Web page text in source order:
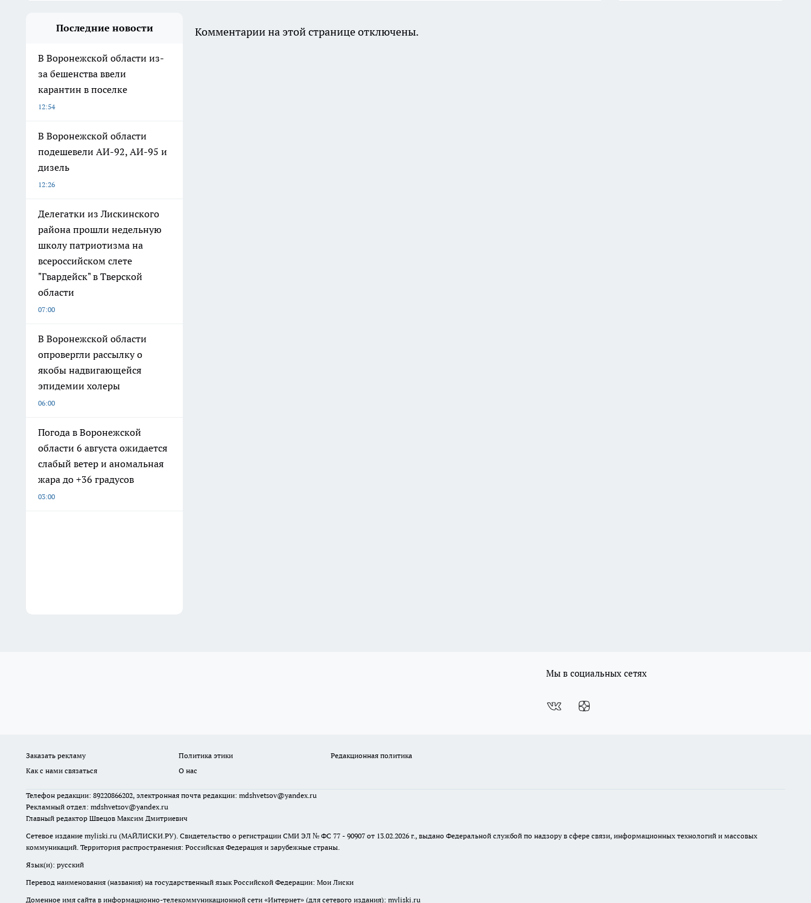
Последние новости
В Воронежской области из-
за бешенства ввели
карантин в поселке
12:54
В Воронежской области
подешевели АИ-92, АИ-95 и
дизель
12:26
Делегатки из Лискинского
района прошли недельную
школу патриотизма на
всероссийском слете
"Гвардейск" в Тверской
области
07:00
В Воронежской области
опровергли рассылку о
якобы надвигающейся
эпидемии холеры
06:00
Погода в Воронежской
области 6 августа ожидается
слабый ветер и аномальная
жара до +36 градусов
03:00
Комментарии на этой странице отключены.
Мы в социальных сетях
Заказать рекламу Политика этики
Редакционная политика
Как с нами связаться
О нас
Телефон редакции: 89220866202, электронная почта редакции: mdshvetsov@yandex.ru
Рекламный отдел: mdshvetsov@yandex.ru
Главный редактор Швецов Максим Дмитриевич
Сетевое издание myliski.ru (МАЙЛИСКИ.РУ). Свидетельство о регистрации СМИ ЭЛ № ФС 77 - 90907 от 13.02.2026 г., выдано Федеральной службой по надзору в сфере связи, информационных технологий и массовых
коммуникаций. Территория распространения: Российская Федерация и зарубежные страны.
Язык(и): русский
Перевод наименования (названия) на государственный язык Российской Федерации: Мои Лиски
Доменное имя сайта в информационно-телекоммуникационной сети «Интернет» (для сетевого издания): myliski.ru